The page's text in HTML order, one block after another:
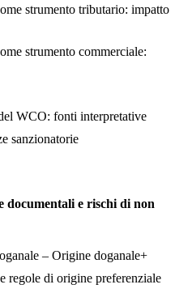
strumento tributario: impatto
strumento commerciale:
WCO: fonti interpretative
sanzionatorie
documentali e rischi di non
– Origine doganale+
regole di origine preferenziale